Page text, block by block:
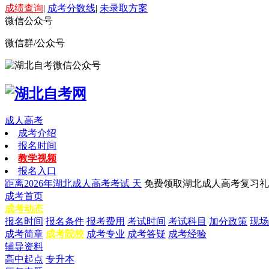
成绩查询| 成考分数线| 未录取方案
微信公众号
微信群/公众号
成人高考
成考介绍
报名时间
教学视频
报名入口
距离2026年湖北成人高考考试 天 免费领取湖北成人高考复习
成考首页
成考动态
报名时间 报名条件 报考费用 考试时间 考试科目 加分政策 现
成考简章 成考院校 成考专业 成考答疑 成考经验
辅导资料
高中起点 专升本